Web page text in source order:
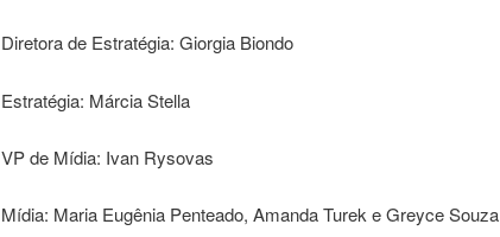
Diretora de Estratégia: Giorgia Biondo
Estratégia: Márcia Stella
VP de Mídia: Ivan Rysovas
Mídia: Maria Eugênia Penteado, Amanda Turek e Greyce Souza